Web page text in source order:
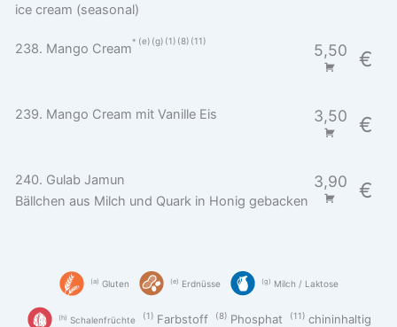
ice cream (seasonal)
238. Mango Cream
e g 1 8 11
5,50 €
239. Mango Cream mit Vanille Eis 3,50 €
240. Gulab Jamun 3,90 €
Bällchen aus Milch und Quark in Honig gebacken
a Gluten e Erdnüsse g Milch / Laktose
h Schalenfrüchte 1 Farbstoff 8 Phosphat 11 chininhaltig